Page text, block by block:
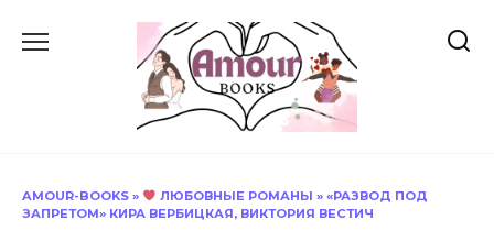
AMOUR-BOOKS » ЛЮБОВНЫЕ РОМАНЫ » «РАЗВОД ПОД
ЗАПРЕТОМ» КИРА ВЕРБИЦКАЯ, ВИКТОРИЯ ВЕСТИЧ